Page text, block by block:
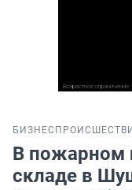
БИЗНЕС
В пожарном
складе в